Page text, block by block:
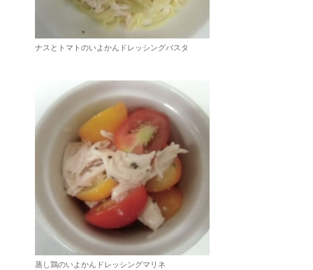
ナスとトマトのいよかんドレッシングパスタ
蒸し鶏のいよかんドレッシングマリネ